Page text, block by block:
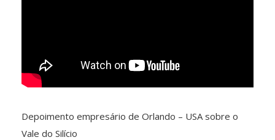
Depoimento empresário de Orlando – USA sobre o
Vale do Silício